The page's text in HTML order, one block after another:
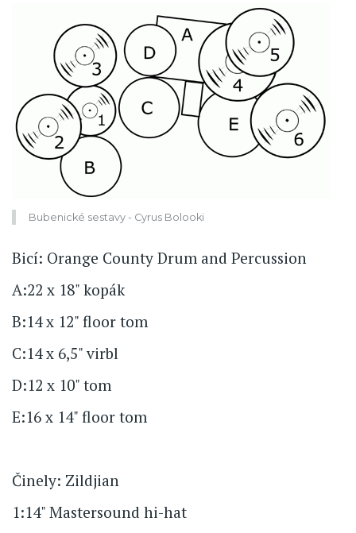
Bubenické sestavy - Cyrus Bolooki
Bicí: Orange County Drum and Percussion
A:22 x 18" kopák
B:14 x 12" floor tom
C:14 x 6,5" virbl
D:12 x 10" tom
E:16 x 14" floor tom
Činely: Zildjian
1:14" Mastersound hi-hat